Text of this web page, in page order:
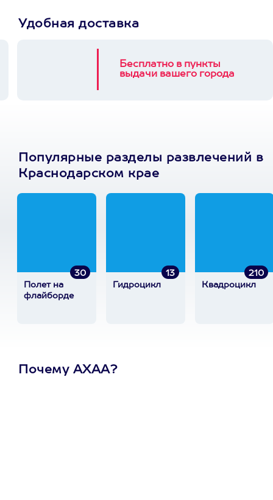
Удобная доставка
Бесплатно в пункты
выдачи вашего города
Популярные разделы развлечений в
Краснодарском крае
30
Полет на
флайборде
13
Гидроцикл
210
Квадроцикл
Почему АХАА?